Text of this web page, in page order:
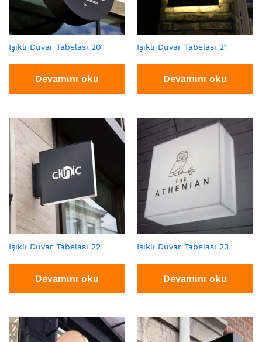
Işıklı Duvar Tabelası 20
Devamını oku
Işıklı Duvar Tabelası 21
Devamını oku
Işıklı Duvar Tabelası 22
Devamını oku
Işıklı Duvar Tabelası 23
Devamını oku